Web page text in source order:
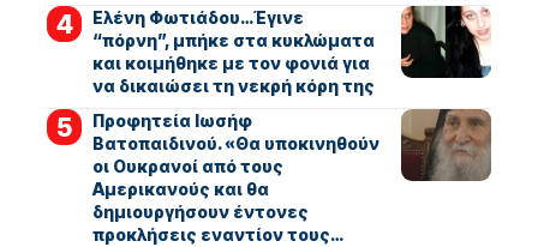
Ελένη Φωτιάδου…Έγινε
“πόρνη”, μπήκε στα κυκλώματα
και κοιμήθηκε με τον φονιά για
να δικαιώσει τη νεκρή κόρη της
Προφητεία Ιωσήφ
Βατοπαιδινού. «Θα υποκινηθούν
οι Ουκρανοί από τους
Αμερικανούς και θα
δημιουργήσουν έντονες
προκλήσεις εναντίον τους…